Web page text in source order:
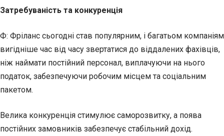
Затребуваність та конкуренція
Ф: Фріланс сьогодні став популярним, і багатьом компаніям
вигідніше час від часу звертатися до віддалених фахівців,
ніж наймати постійний персонал, виплачуючи на нього
податок, забезпечуючи робочим місцем та соціальним
пакетом.
Велика конкуренція стимулює саморозвитку, а поява
постійних замовників забезпечує стабільний дохід.